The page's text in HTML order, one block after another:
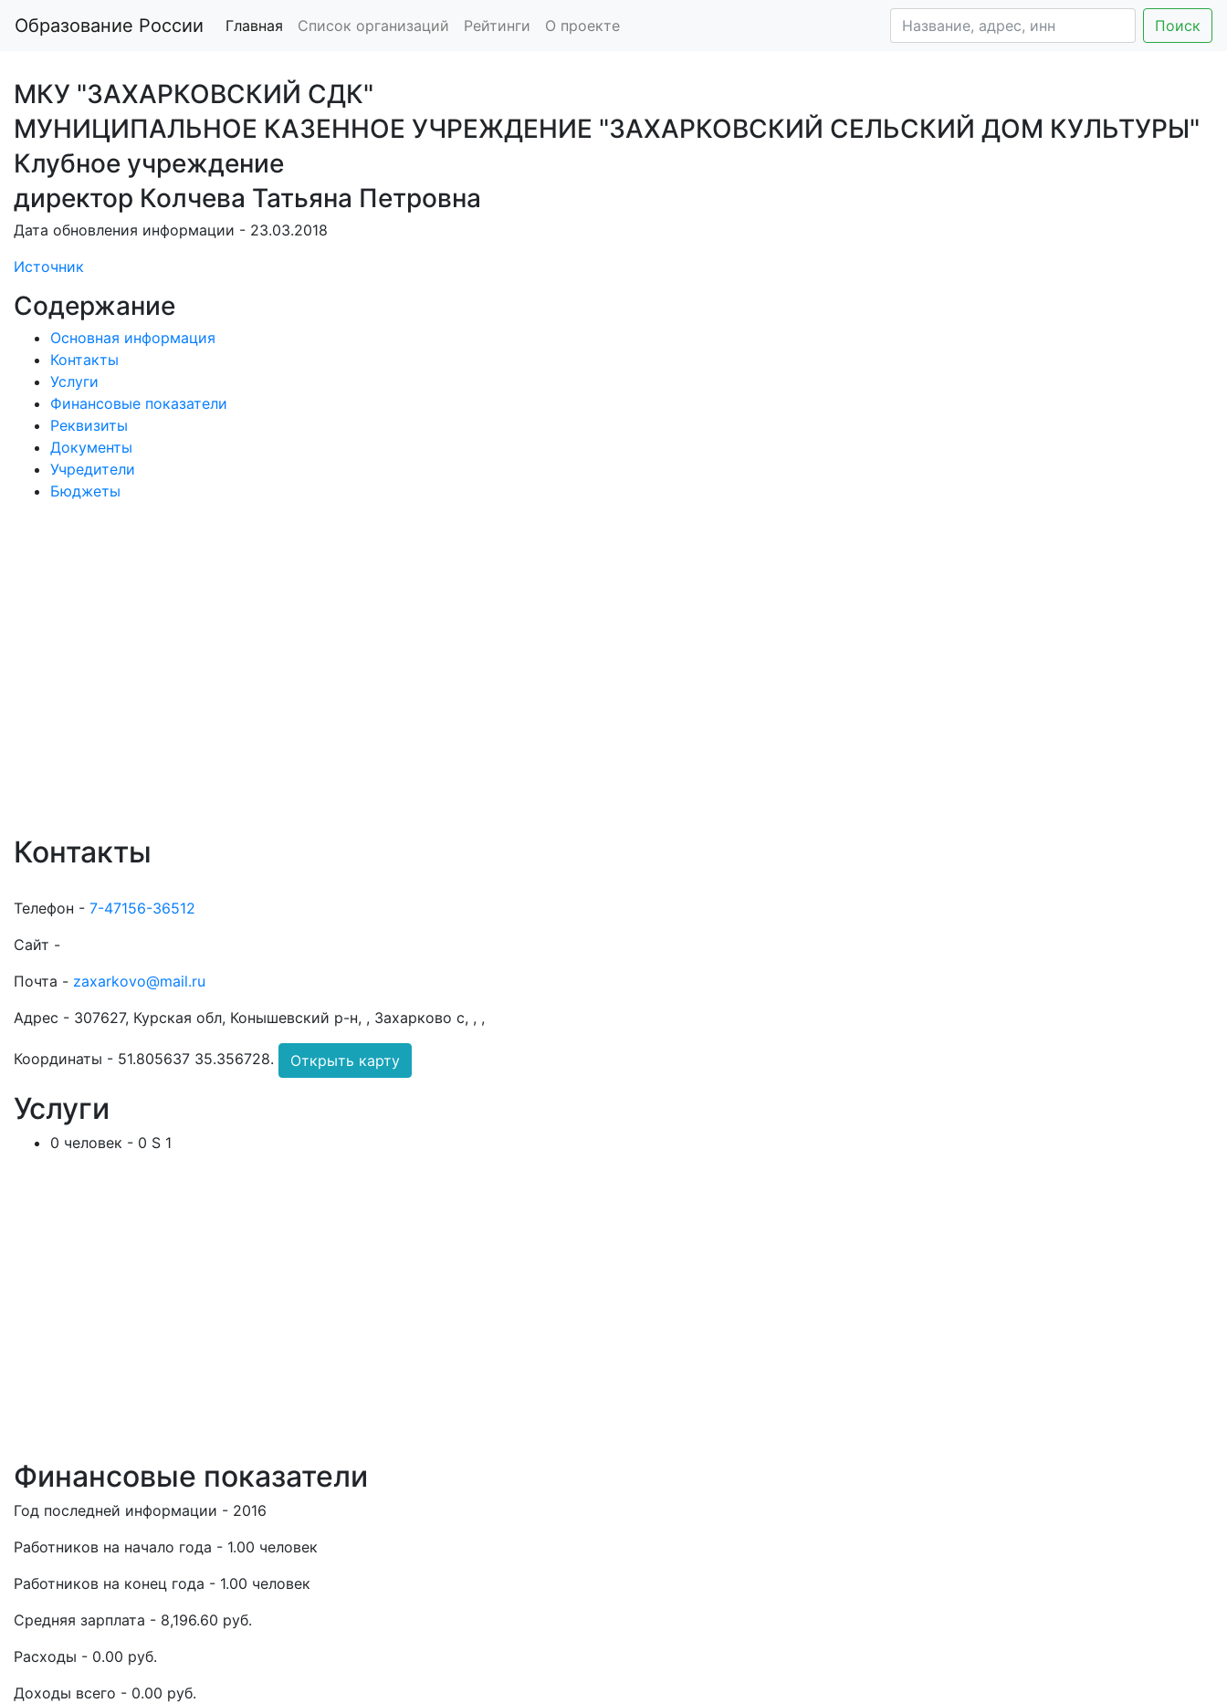
Образование России Главная Список организаций Рейтинги О проекте Поиск
МКУ "ЗАХАРКОВСКИЙ СДК"
МУНИЦИПАЛЬНОЕ КАЗЕННОЕ УЧРЕЖДЕНИЕ "ЗАХАРКОВСКИЙ СЕЛЬСКИЙ ДОМ КУЛЬТУРЫ"
Клубное учреждение
директор Колчева Татьяна Петровна
Дата обновления информации - 23.03.2018
Источник
Содержание
Основная информация
Контакты
Услуги
Финансовые показатели
Реквизиты
Документы
Учредители
Бюджеты
Контакты
Телефон - 7-47156-36512
Сайт -
Почта - zaxarkovo@mail.ru
Адрес - 307627, Курская обл, Конышевский р-н, , Захарково с, , ,
Координаты - 51.805637 35.356728. Открыть карту
Услуги
0 человек - 0 S 1
Финансовые показатели
Год последней информации - 2016
Работников на начало года - 1.00 человек
Работников на конец года - 1.00 человек
Средняя зарплата - 8,196.60 руб.
Расходы - 0.00 руб.
Доходы всего - 0.00 руб.